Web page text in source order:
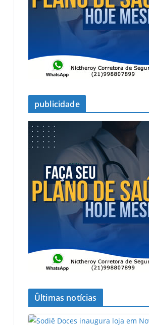
publicidade
Ûltimas notícias